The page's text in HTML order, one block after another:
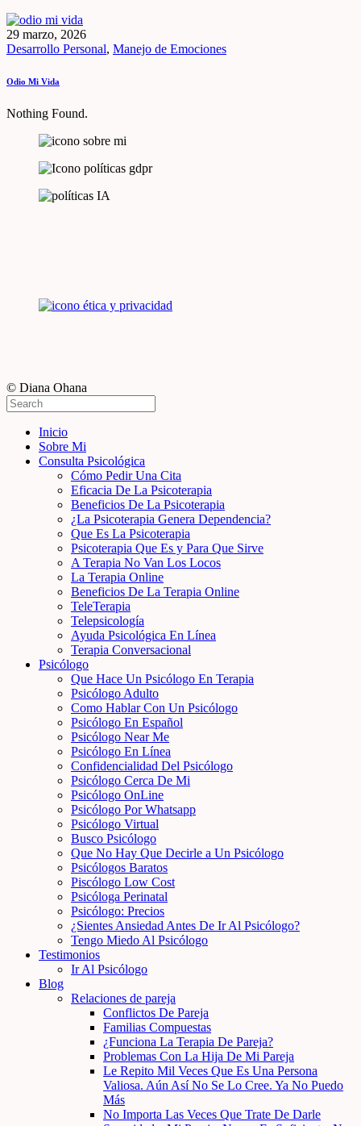
29 marzo, 2026
Desarrollo Personal, Manejo de Emociones
Odio Mi Vida
Nothing Found.
© Diana Ohana
Inicio
Sobre Mi
Consulta Psicológica
Cómo Pedir Una Cita
Eficacia De La Psicoterapia
Beneficios De La Psicoterapia
¿La Psicoterapia Genera Dependencia?
Que Es La Psicoterapia
Psicoterapia Que Es y Para Que Sirve
A Terapia No Van Los Locos
La Terapia Online
Beneficios De La Terapia Online
TeleTerapia
Telepsicología
Ayuda Psicológica En Línea
Terapia Conversacional
Psicólogo
Que Hace Un Psicólogo En Terapia
Psicólogo Adulto
Como Hablar Con Un Psicólogo
Psicólogo En Español
Psicólogo Near Me
Psicólogo En Línea
Confidencialidad Del Psicólogo
Psicólogo Cerca De Mi
Psicólogo OnLine
Psicólogo Por Whatsapp
Psicólogo Virtual
Busco Psicólogo
Que No Hay Que Decirle a Un Psicólogo
Psicólogos Baratos
Piscólogo Low Cost
Psicóloga Perinatal
Psicólogo: Precios
¿Sientes Ansiedad Antes De Ir Al Psicólogo?
Tengo Miedo Al Psicólogo
Testimonios
Ir Al Psicólogo
Blog
Relaciones de pareja
Conflictos De Pareja
Familias Compuestas
¿Funciona La Terapia De Pareja?
Problemas Con La Hija De Mi Pareja
Le Repito Mil Veces Que Es Una Persona
Valiosa. Aún Así No Se Lo Cree. Ya No Puedo
Más
No Importa Las Veces Que Trate De Darle